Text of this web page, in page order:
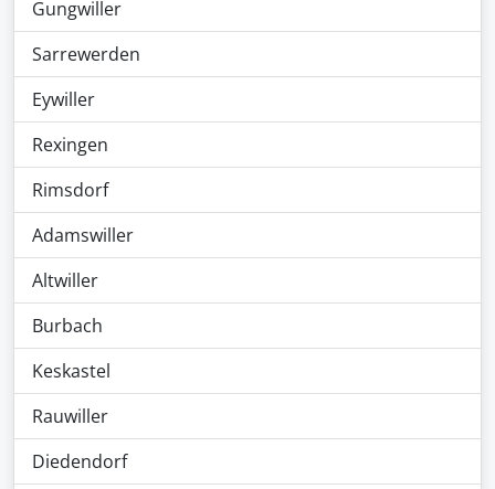
Gungwiller
Sarrewerden
Eywiller
Rexingen
Rimsdorf
Adamswiller
Altwiller
Burbach
Keskastel
Rauwiller
Diedendorf